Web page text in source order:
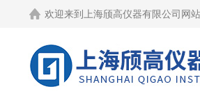
欢迎来到 上海颀高仪器有限公司网站